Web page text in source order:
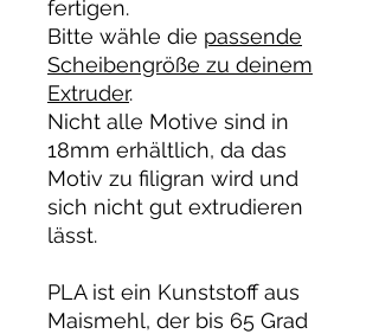
fertigen.
Bitte wähle die passende
Scheibengröße zu deinem
Extruder.
Nicht alle Motive sind in
18mm erhältlich, da das
Motiv zu filigran wird und
sich nicht gut extrudieren
lässt.
PLA ist ein Kunststoff aus
Maismehl, der bis 65 Grad